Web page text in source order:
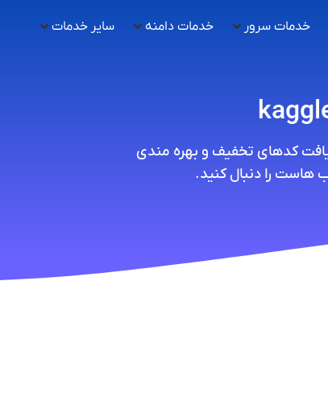
خدمات سرور خدمات دامنه سایر خدمات
کدهای تخفیف و بهره مندی
را دنبال کنید.